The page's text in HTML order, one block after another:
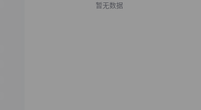
暂无数据